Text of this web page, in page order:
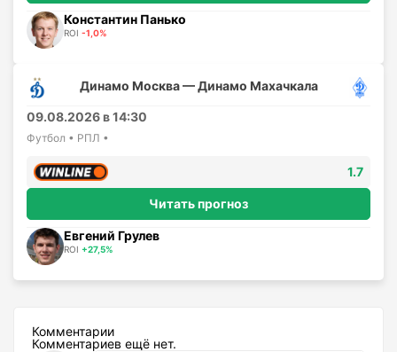
Константин Панько
ROI -1,0%
Динамо Москва — Динамо Махачкала
09.08.2026 в 14:30
Футбол • РПЛ •
1.7
Читать прогноз
Евгений Грулев
ROI +27,5%
Комментарии
Комментариев ещё нет.